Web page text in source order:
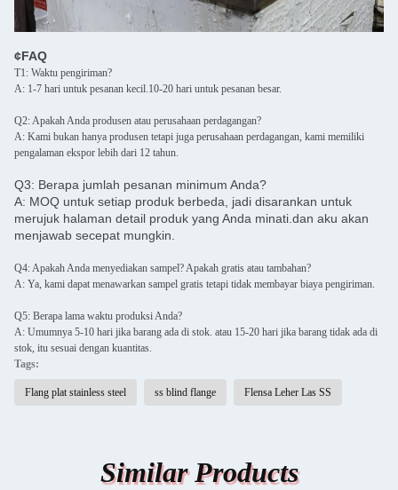
¢FAQ
T1: Waktu pengiriman?
A: 1-7 hari untuk pesanan kecil.10-20 hari untuk pesanan besar.
Q2: Apakah Anda produsen atau perusahaan perdagangan?
A: Kami bukan hanya produsen tetapi juga perusahaan perdagangan, kami memiliki
pengalaman ekspor lebih dari 12 tahun.
Q3: Berapa jumlah pesanan minimum Anda?
A: MOQ untuk setiap produk berbeda, jadi disarankan untuk
merujuk halaman detail produk yang Anda minati.dan aku akan
menjawab secepat mungkin.
Q4: Apakah Anda menyediakan sampel? Apakah gratis atau tambahan?
A: Ya, kami dapat menawarkan sampel gratis tetapi tidak membayar biaya pengiriman.
Q5: Berapa lama waktu produksi Anda?
A: Umumnya 5-10 hari jika barang ada di stok. atau 15-20 hari jika barang tidak ada di
stok, itu sesuai dengan kuantitas.
Tags:
Flang plat stainless steel ss blind flange Flensa Leher Las SS
Similar Products